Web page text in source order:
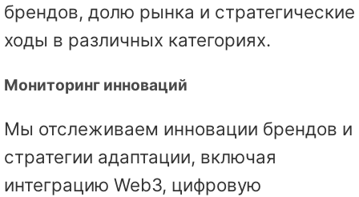
брендов, долю рынка и стратегические
ходы в различных категориях.
Мониторинг инноваций
Мы отслеживаем инновации брендов и
стратегии адаптации, включая
интеграцию Web3, цифровую